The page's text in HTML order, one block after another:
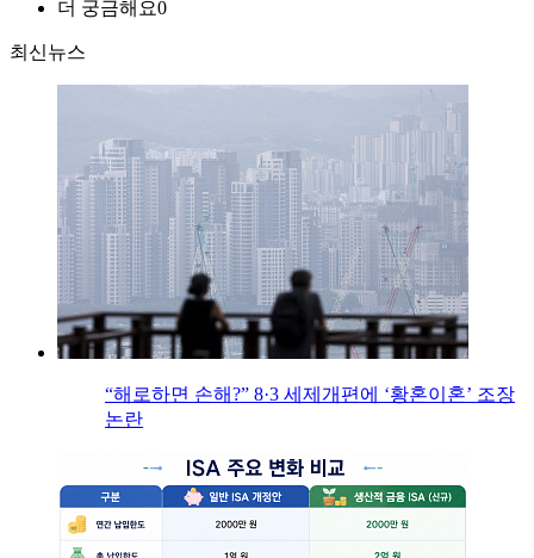
더 궁금해요0
최신뉴스
“해로하면 손해?” 8·3 세제개편에 ‘황혼이혼’ 조장
논란